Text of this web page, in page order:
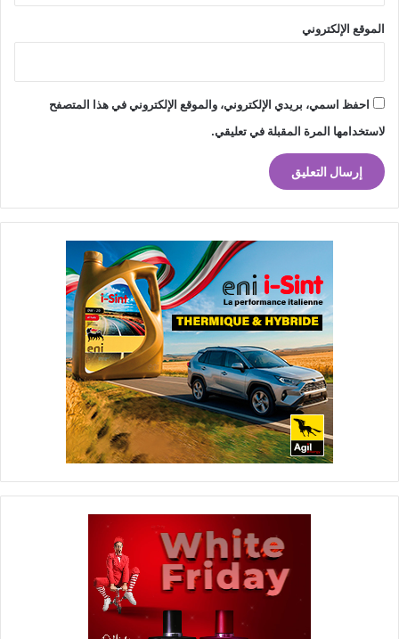
الموقع الإلكتروني
احفظ اسمي، بريدي الإلكتروني، والموقع الإلكتروني في هذا المتصفح
لاستخدامها المرة المقبلة في تعليقي.